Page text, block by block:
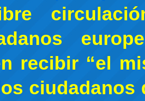
recibir “el
ciudadanos